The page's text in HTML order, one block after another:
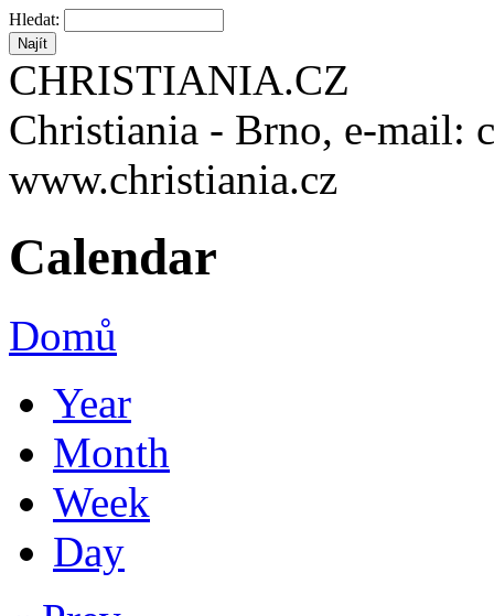
Hledat:
CHRISTIANIA.CZ
Christiania - Brno, e-mail:
www.christiania.cz
Calendar
Domů
Year
Month
Week
Day